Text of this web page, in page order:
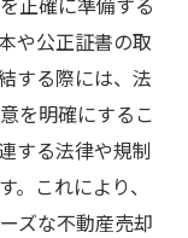
や公正証書の取
する際には、法
を明確にするこ
する法律や規制
これにより、
ズな不動産売却